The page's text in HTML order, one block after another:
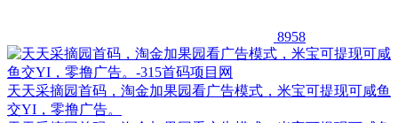
8958
天天采摘园首码，淘金加果园看广告模式，米宝可提现可咸鱼
交YI，零撸广告。